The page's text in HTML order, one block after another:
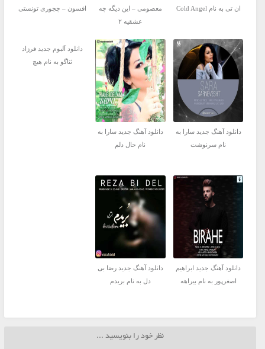
ان تی به نام Cold Angel
معصومی – این دیگه چه
عشقیه ۲
افسون – چجوری تونستی
دانلود آهنگ جدید سارا به
نام سرنوشت
دانلود آهنگ جدید سارا به
نام حال دلم
دانلود آلبوم جدید فرزاد
ثناگو به نام هیچ
دانلود آهنگ جدید ابراهیم
اصغرپور به نام بیراهه
دانلود آهنگ جدید رضا بی
دل به نام بریدم